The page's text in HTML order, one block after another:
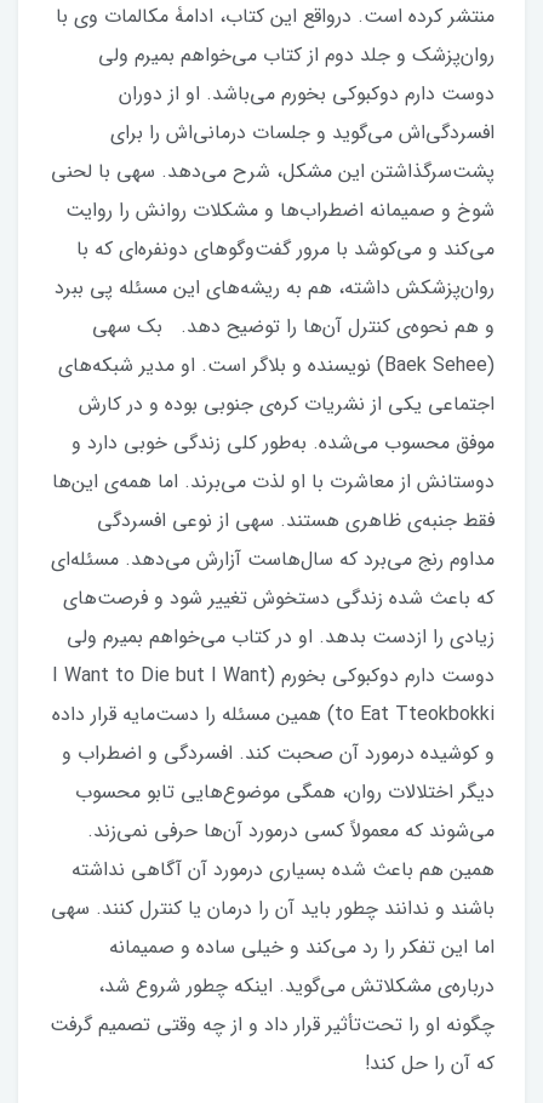
منتشر کرده است. درواقع این کتاب، ادامۀ مکالمات وی با
روان‌پزشک و جلد دوم از کتاب می‌خواهم بمیرم ولی
دوست دارم دوکبوکی بخورم می‌باشد. او از دوران
افسردگی‌اش می‌گوید و جلسات درمانی‌اش را برای
پشت‌سرگذاشتن این مشکل، شرح می‌دهد. سهی با لحنی
شوخ و صمیمانه اضطراب‌ها و مشکلات روانش را روایت
می‌کند و می‌کوشد با مرور گفت‌وگوهای دونفره‌ای که با
روان‌پزشکش داشته، هم به ریشه‌های این مسئله پی ببرد
و هم نحوه‌ی کنترل آن‌ها را توضیح دهد. بک سهی
(Baek Sehee) نویسنده و بلاگر است. او مدیر شبکه‌های
اجتماعی یکی از نشریات کره‌ی جنوبی بوده و در کارش
موفق محسوب می‌شده. به‌طور کلی زندگی خوبی دارد و
دوستانش از معاشرت با او لذت می‌برند. اما همه‌ی این‌ها
فقط جنبه‌ی ظاهری هستند. سهی از نوعی افسردگی
مداوم رنج می‌برد که سال‌هاست آزارش می‌دهد. مسئله‌ای
که باعث شده زندگی دستخوش تغییر شود و فرصت‌های
زیادی را ازدست بدهد. او در کتاب می‌خواهم بمیرم ولی
دوست دارم دوکبوکی بخورم (I Want to Die but I Want
to Eat Tteokbokki) همین مسئله را دست‌مایه قرار داده
و کوشیده درمورد آن صحبت کند. افسردگی و اضطراب و
دیگر اختلالات روان، همگی موضوع‌هایی تابو محسوب
می‌شوند که معمولاً کسی درمورد آن‌ها حرفی نمی‌زند.
همین هم باعث شده بسیاری درمورد آن آگاهی نداشته
باشند و ندانند چطور باید آن را درمان یا کنترل کنند. سهی
اما این تفکر را رد می‌کند و خیلی ساده و صمیمانه
درباره‌ی مشکلاتش می‌گوید. اینکه چطور شروع شد،
چگونه او را تحت‌تأثیر قرار داد و از چه وقتی تصمیم گرفت
که آن را حل کند!